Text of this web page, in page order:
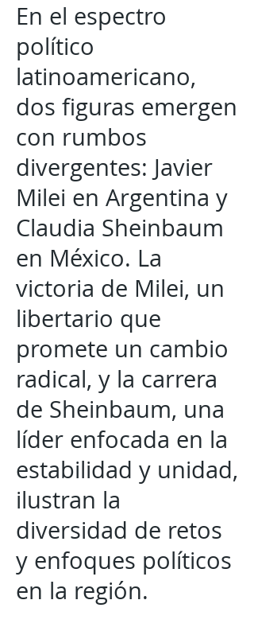
En el espectro
político
latinoamericano,
dos figuras emergen
con rumbos
divergentes: Javier
Milei en Argentina y
Claudia Sheinbaum
en México. La
victoria de Milei, un
libertario que
promete un cambio
radical, y la carrera
de Sheinbaum, una
líder enfocada en la
estabilidad y unidad,
ilustran la
diversidad de retos
y enfoques políticos
en la región.